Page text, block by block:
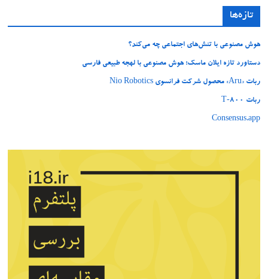
تازه‌ها
هوش مصنوعی با تنش‌های اجتماعی چه می‌کند؟
دستاورد تازه ایلان ماسک؛ هوش مصنوعی با لهجه طبیعی فارسی
ربات «Aru» محصول شرکت فرانسوی Nio Robotics
ربات T‑800
Consensus.app